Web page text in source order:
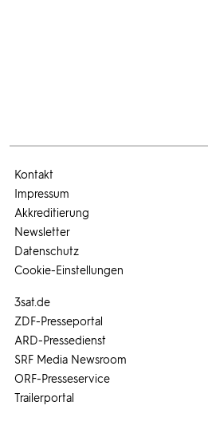
3sat.de
ZDF-Presseportal
ARD-Pressedienst
SRF Media Newsroom
ORF-Presseservice
Trailerportal
Kontakt
Impressum
Akkreditierung
Newsletter
Datenschutz
Cookie-Einstellungen